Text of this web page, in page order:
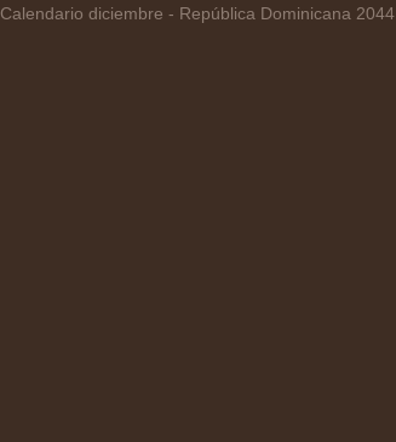
Calendario diciembre - República Dominicana 2044